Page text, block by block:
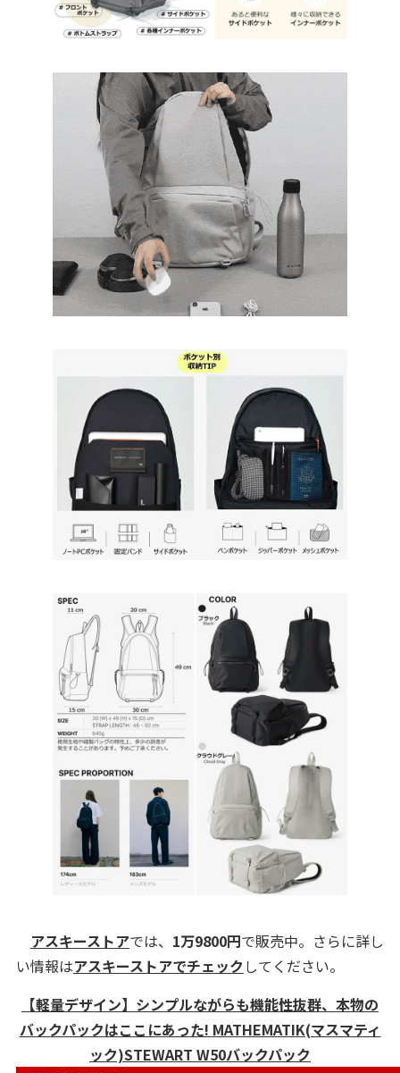
アスキーストアでは、 1万9800円で販売中。さらに詳し
い情報はアスキーストアでチェックしてください。
【軽量デザイン】シンプルながらも機能性抜群、本物の
バックパックはここにあった! MATHEMATIK(マスマティ
ック)STEWART W50バックパック